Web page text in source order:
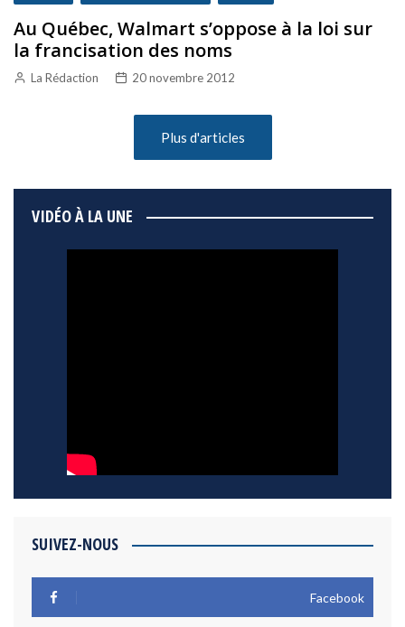
Au Québec, Walmart s’oppose à la loi sur
la francisation des noms
La Rédaction 20 novembre 2012
Plus d'articles
VIDÉO À LA UNE
SUIVEZ-NOUS
Facebook